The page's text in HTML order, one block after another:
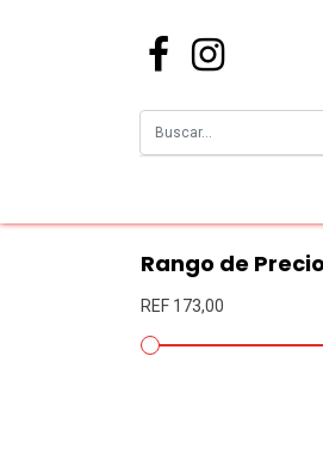
Rango de Precio
REF 173,00